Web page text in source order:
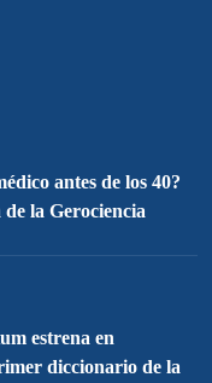
antes de los 40?
la Gerociencia
estrena en
diccionario de la